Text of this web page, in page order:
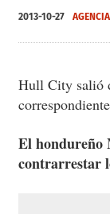
2013-10-27
Hull City salió
El hondureño
contrarrestar